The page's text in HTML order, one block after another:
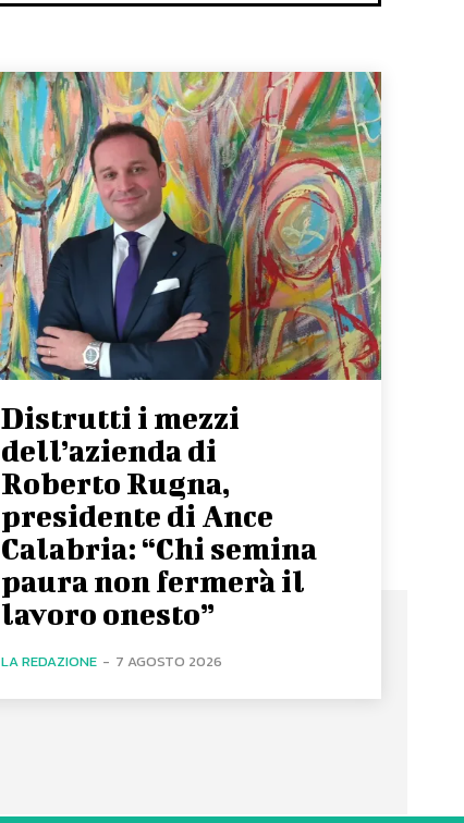
Distrutti i mezzi
dell’azienda di
Roberto Rugna,
presidente di Ance
Calabria: “Chi semina
paura non fermerà il
lavoro onesto”
LA REDAZIONE - 7 AGOSTO 2026